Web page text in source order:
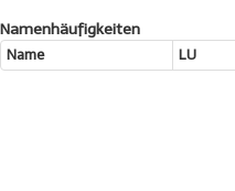
Namenhäufigkeiten
Name LU